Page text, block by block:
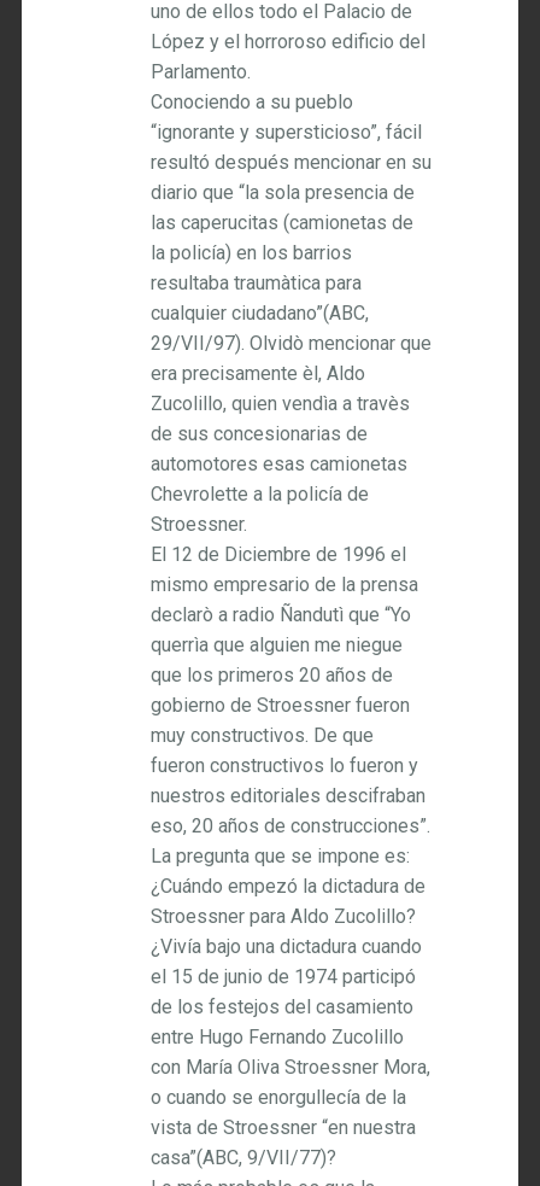
uno de ellos todo el Palacio de
López y el horroroso edificio del
Parlamento.
Conociendo a su pueblo
“ignorante y supersticioso”, fácil
resultó después mencionar en su
diario que “la sola presencia de
las caperucitas (camionetas de
la policía) en los barrios
resultaba traumàtica para
cualquier ciudadano”(ABC,
29/VII/97). Olvidò mencionar que
era precisamente èl, Aldo
Zucolillo, quien vendìa a travès
de sus concesionarias de
automotores esas camionetas
Chevrolette a la policía de
Stroessner.
El 12 de Diciembre de 1996 el
mismo empresario de la prensa
declarò a radio Ñandutì que “Yo
querrìa que alguien me niegue
que los primeros 20 años de
gobierno de Stroessner fueron
muy constructivos. De que
fueron constructivos lo fueron y
nuestros editoriales descifraban
eso, 20 años de construcciones”.
La pregunta que se impone es:
¿Cuándo empezó la dictadura de
Stroessner para Aldo Zucolillo?
¿Vivía bajo una dictadura cuando
el 15 de junio de 1974 participó
de los festejos del casamiento
entre Hugo Fernando Zucolillo
con María Oliva Stroessner Mora,
o cuando se enorgullecía de la
vista de Stroessner “en nuestra
casa”(ABC, 9/VII/77)?